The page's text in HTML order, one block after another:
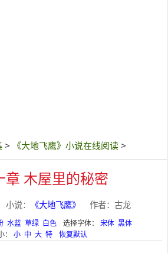
> 《大地飞鹰》小说在线阅读 >
章 木屋里的秘密
小说： 《大地飞鹰》 作者：古龙
水蓝 草绿 白色 选择字体： 宋体 黑体
： 小 中 大 特 恢复默认